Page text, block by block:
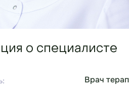
о специалисте
Врач